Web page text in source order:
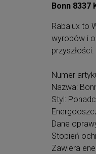
Bonn 8337
Rabalux to
wyrobów i
przyszłości.
Numer
Nazwa:
Styl:
Dane
Stopień
Zawiera